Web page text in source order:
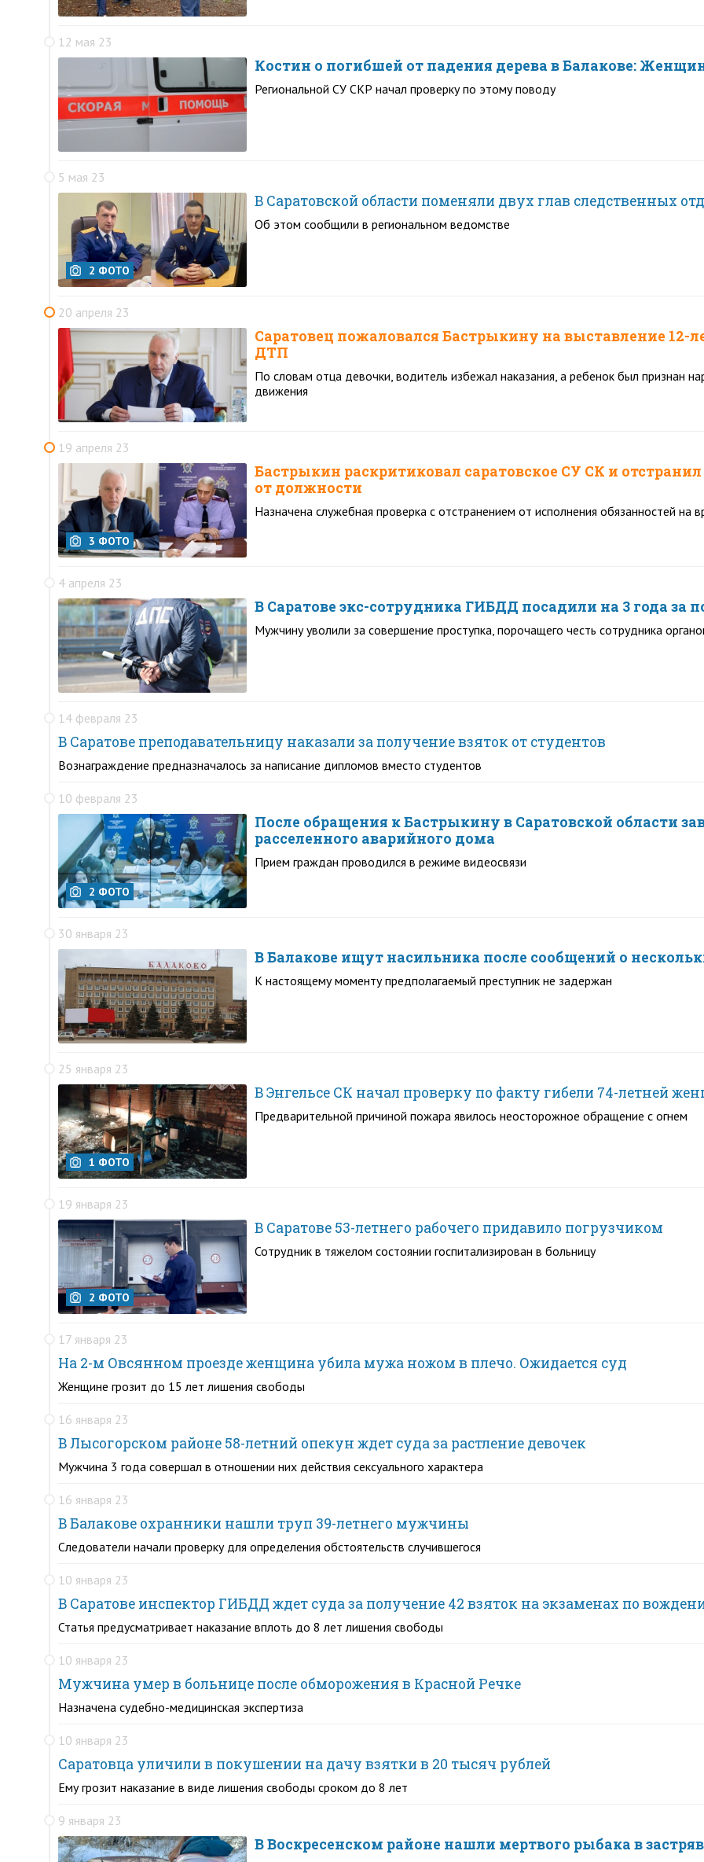
12 мая 23
Костин о погибшей от падения дерева в Балакове:
Региональной СУ СКР начал проверку по этому поводу
5 мая 23
2 ФОТО
В Саратовской области поменяли двух глав следственных
Об этом сообщили в региональном ведомстве
20 апреля 23
Саратовец пожаловался Бастрыкину на выставление 12-
ДТП
По словам отца девочки, водитель избежал наказания, а ребенок был признан
движения
19 апреля 23
3 ФОТО
Бастрыкин раскритиковал саратовское СУ СК и
от должности
Назначена служебная проверка с отстранением от исполнения обязанностей на
4 апреля 23
В Саратове экс-сотрудника ГИБДД посадили на 3 года за
Мужчину уволили за совершение проступка, порочащего честь сотрудника
14 февраля 23
В Саратове преподавательницу наказали за получение взяток от студентов
Вознаграждение предназначалось за написание дипломов вместо студентов
10 февраля 23
2 ФОТО
После обращения к Бастрыкину в Саратовской области
расселенного аварийного дома
Прием граждан проводился в режиме видеосвязи
30 января 23
В Балакове ищут насильника после сообщений о
К настоящему моменту предполагаемый преступник не задержан
25 января 23
1 ФОТО
В Энгельсе СК начал проверку по факту гибели 74-летней
Предварительной причиной пожара явилось неосторожное обращение с огнем
19 января 23
2 ФОТО
В Саратове 53-летнего рабочего придавило погрузчиком
Сотрудник в тяжелом состоянии госпитализирован в больницу
17 января 23
На 2-м Овсянном проезде женщина убила мужа ножом в плечо. Ожидается суд
Женщине грозит до 15 лет лишения свободы
16 января 23
В Лысогорском районе 58-летний опекун ждет суда за растление девочек
Мужчина 3 года совершал в отношении них действия сексуального характера
16 января 23
В Балакове охранники нашли труп 39-летнего мужчины
Следователи начали проверку для определения обстоятельств случившегося
10 января 23
В Саратове инспектор ГИБДД ждет суда за получение 42 взяток на экзаменах по
Статья предусматривает наказание вплоть до 8 лет лишения свободы
10 января 23
Мужчина умер в больнице после обморожения в Красной Речке
Назначена судебно-медицинская экспертиза
10 января 23
Саратовца уличили в покушении на дачу взятки в 20 тысяч рублей
Ему грозит наказание в виде лишения свободы сроком до 8 лет
9 января 23
В Воскресенском районе нашли мертвого рыбака в